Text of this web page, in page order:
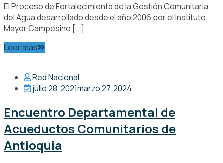
El Proceso de Fortalecimiento de la Gestión Comunitaria
del Agua desarrollado desde el año 2006 por el Instituto
Mayor Campesino [...]
Leer más
Red Nacional
julio 28, 2021marzo 27, 2024
Encuentro Departamental de
Acueductos Comunitarios de
Antioquia